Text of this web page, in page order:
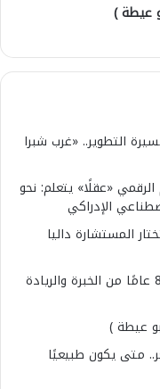
عيطة )
التطوير.. «غرب شبرا
«عقلًا» يتعلم: نحو
الإدراكي
المستشارة داليا
مجموعة شركات ملجراميكال.. أكثر من 85 عامًا من الخبرة والريادة
عيطة )
متى يكون طبيعيًا